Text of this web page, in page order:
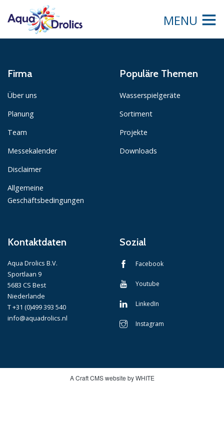
MENU
Firma
Über uns
Planung
Team
Messekalender
Disclaimer
Allgemeine
Geschäftsbedingungen
Populäre Themen
Wasserspielgeräte
Sortiment
Projekte
Downloads
Kontaktdaten
Aqua Drolics B.V.
Sportlaan 9
5683 CS Best
Niederlande
T +31 (0)499 393 540
info@aquadrolics.nl
Sozial
Facebook
Youtube
LinkedIn
Instagram
A Craft CMS website by WHITE